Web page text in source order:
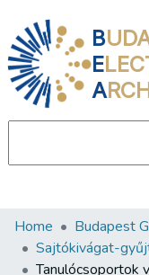
B
E
A
Communities &
All of DSpace
Home Budapest
Sajtókivágat-